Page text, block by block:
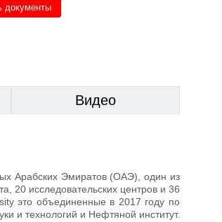
документы
Видео
Арабских Эмиратов (ОАЭ), один из
20 исследовательских центров и 36
это объединенные в 2017 году по
и технологий и Нефтяной институт.